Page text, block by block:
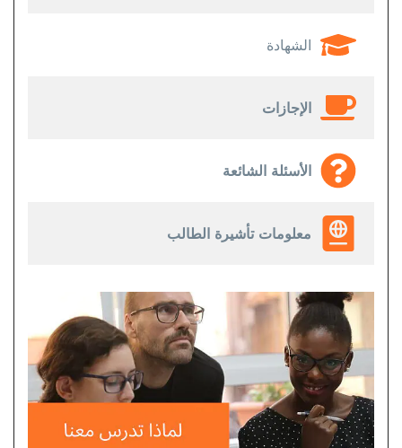
الشهادة
الإجازات
الأسئلة الشائعة
معلومات تأشيرة الطالب